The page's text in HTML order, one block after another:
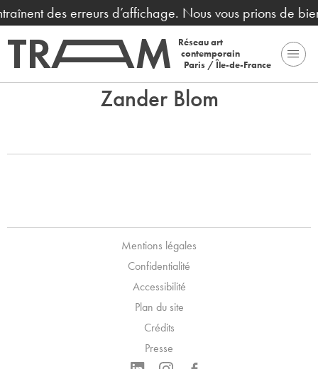
des erreurs d’affichage. Nous vous prions de
Réseau art
contemporain
Paris / Île-de-France
Zander Blom
Mentions légales
Confidentialité
Accessibilité
Plan du site
Crédits
Presse